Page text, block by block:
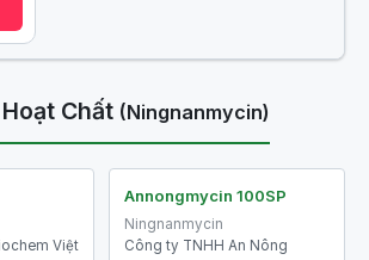
Chất (Ningnanmycin)
Việt
Annongmycin 100SP
Ningnanmycin
Công ty TNHH An Nông